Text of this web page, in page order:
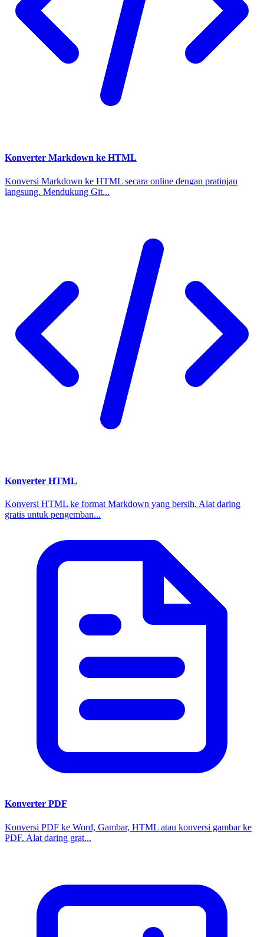
Konverter Markdown ke HTML
Konversi Markdown ke HTML secara online dengan pratinjau
langsung. Mendukung Git...
Konverter HTML
Konversi HTML ke format Markdown yang bersih. Alat daring
gratis untuk pengemban...
Konverter PDF
Konversi PDF ke Word, Gambar, HTML atau konversi gambar ke
PDF. Alat daring grat...